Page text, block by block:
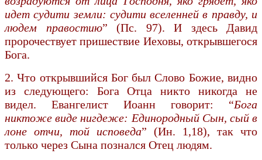
идет судити земли: судити вселенней в правду, и
людем правостию” (Пс. 97). И здесь Давид
пророчествует пришествие Иеховы, открывшегося
Бога.
2. Что открывшийся Бог был Слово Божие, видно
из следующего: Бога Отца никто никогда не
видел. Евангелист Иоанн гово­рит: “Бога
никтоже виде нигдеже: Единородный Сын, сый в
лоне отчи, той исповеда” (Ин. 1,18), так что
только через Сына познался Отец людям.